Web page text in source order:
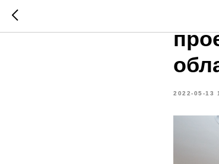
2022-05-13